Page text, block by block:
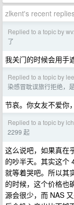
zlkent's recent
Replied to a topic by
了
我关门的时候会用手
Replied to a topic by
染感冒耽误旅行拒绝，
节哀。你女友不爱你
Replied to a topic by
2299 起
这么说吧，如果真在
的吵半天。其实这个
就等着哭吧。所以其
的时候，这个价格也
源会很少，而 NAS